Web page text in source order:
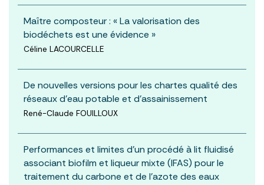
Maître composteur : « La valorisation des
biodéchets est une évidence »
Céline LACOURCELLE
De nouvelles versions pour les chartes qualité des
réseaux d’eau potable et d’assainissement
René-Claude FOUILLOUX
Performances et limites d’un procédé à lit fluidisé
associant biofilm et liqueur mixte (IFAS) pour le
traitement du carbone et de l’azote des eaux